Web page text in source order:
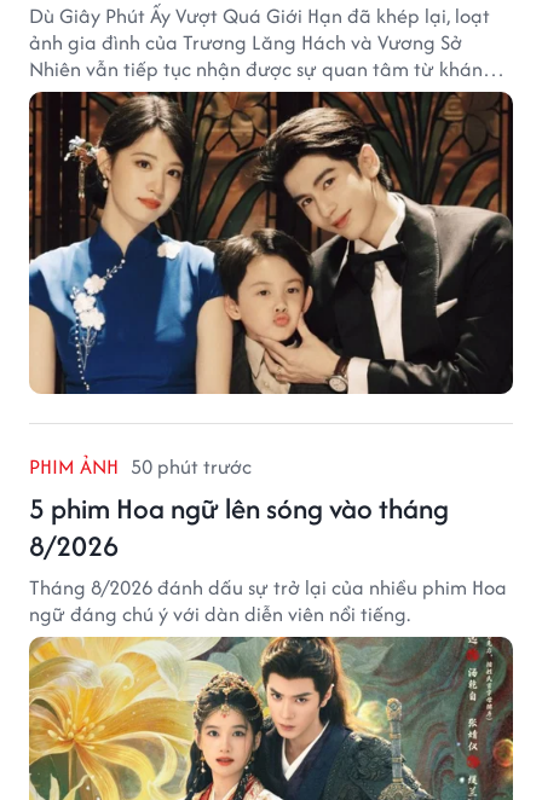
Dù Giây Phút Ấy Vượt Quá Giới Hạn đã khép lại, loạt
ảnh gia đình của Trương Lăng Hách và Vương Sở
Nhiên vẫn tiếp tục nhận được sự quan tâm từ khán
giả.
PHIM ẢNH 50 phút trước
5 phim Hoa ngữ lên sóng vào tháng
8/2026
Tháng 8/2026 đánh dấu sự trở lại của nhiều phim Hoa
ngữ đáng chú ý với dàn diễn viên nổi tiếng.